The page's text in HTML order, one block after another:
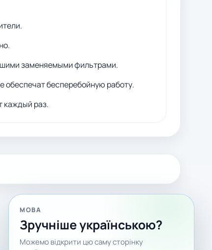
заменяемыми фильтрами.
бесперебойную работу.
каждый раз.
МОВА
Зручніше українською?
Можемо відкрити цю саму сторінку